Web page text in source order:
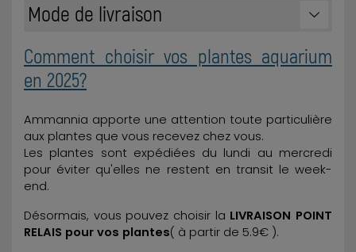
Mode de livraison
Comment choisir vos plantes aquarium
en 2025?
Ammannia apporte une attention toute particulière
aux plantes que vous recevez chez vous.
Les plantes sont expédiées du lundi au mercredi
pour éviter qu'elles ne restent en transit le week-
end.
Désormais, vous pouvez choisir la LIVRAISON POINT
RELAIS pour vos plantes( à partir de 5.9€ ).